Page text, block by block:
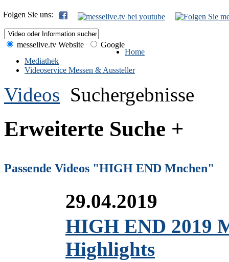
Folgen Sie uns:
messelive.tv Website
Google
Home
Mediathek
Videoservice Messen & Aussteller
Videos Suchergebnisse
Erweiterte Suche +
Passende Videos "HIGH END Mnchen"
29.04.2019
HIGH END 2019
Highlights